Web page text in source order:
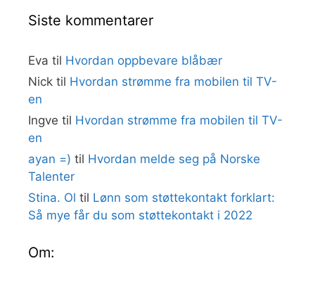
Siste kommentarer
Eva til Hvordan oppbevare blåbær
Nick til Hvordan strømme fra mobilen til TV-
en
Ingve til Hvordan strømme fra mobilen til TV-
en
ayan =) til Hvordan melde seg på Norske
Talenter
Stina. Ol til Lønn som støttekontakt forklart:
Så mye får du som støttekontakt i 2022
Om: